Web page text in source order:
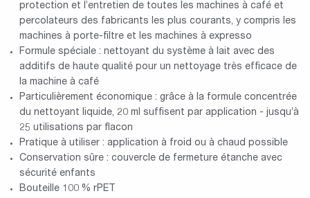
protection et l’entretien de toutes les machines à café et
percolateurs des fabricants les plus courants, y compris les
machines à porte-filtre et les machines à expresso
Formule spéciale : nettoyant du système à lait avec des
additifs de haute qualité pour un nettoyage très efficace de
la machine à café
Particulièrement économique : grâce à la formule concentrée
du nettoyant liquide, 20 ml suffisent par application - jusqu’à
25 utilisations par flacon
Pratique à utiliser : application à froid ou à chaud possible
Conservation sûre : couvercle de fermeture étanche avec
sécurité enfants
Bouteille 100 % rPET